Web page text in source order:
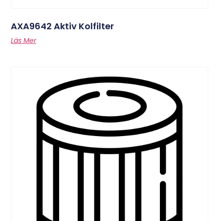
AXA9642 Aktiv Kolfilter
Läs Mer